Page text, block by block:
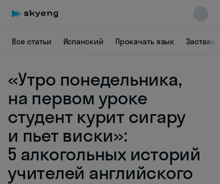
Все статьи Испанский Прокачать язык
«Утро понедельника,
на первом уроке
студент курит сигару
и пьет виски»:
5 алкогольных историй
учителей английского
Skyeng Chat
online